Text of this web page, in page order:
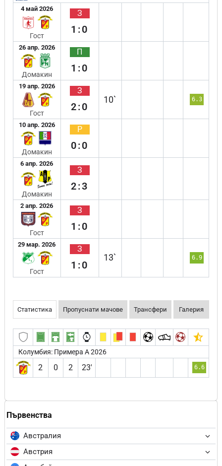
Първенства
Австралия
Австрия
4 май 2026
Гост
З
1:0
26 апр. 2026
Домакин
П
1:0
19 апр. 2026
Гост
З
2:0
10` 6.3
10 апр. 2026
Домакин
Р
0:0
6 апр. 2026
Домакин
З
2:3
2 апр. 2026
Гост
З
1:0
29 мар. 2026
Гост
З
1:0
13` 6.9
Статистика Пропуснати мачове Трансфери Галерия
Колумбия: Примера А 2026
2 0 2 23′ 6.6